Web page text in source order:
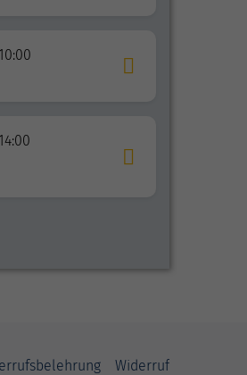
Widerruf